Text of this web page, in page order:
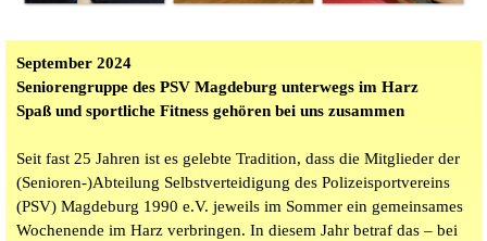
September 2024
Seniorengruppe des PSV Magdeburg unterwegs im Harz
Spaß und sportliche Fitness gehören bei uns zusammen
Seit fast 25 Jahren ist es gelebte Tradition, dass die Mitglieder der
(Senioren-)Abteilung Selbstverteidigung des Polizeisportvereins
(PSV) Magdeburg 1990 e.V. jeweils im Sommer ein gemeinsames
Wochenende im Harz verbringen. In diesem Jahr betraf das – bei